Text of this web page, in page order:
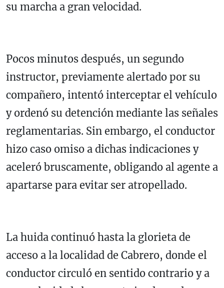
su marcha a gran velocidad.
Pocos minutos después, un segundo
instructor, previamente alertado por su
compañero, intentó interceptar el vehículo
y ordenó su detención mediante las señales
reglamentarias. Sin embargo, el conductor
hizo caso omiso a dichas indicaciones y
aceleró bruscamente, obligando al agente a
apartarse para evitar ser atropellado.
La huida continuó hasta la glorieta de
acceso a la localidad de Cabrero, donde el
conductor circuló en sentido contrario y a